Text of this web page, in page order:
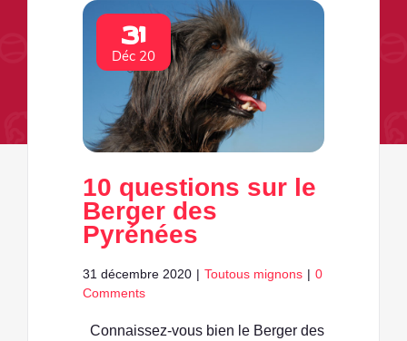
31
Déc 20
10 questions sur le
Berger des
Pyrénées
31 décembre 2020 | Toutous mignons | 0
Comments
Connaissez-vous bien le Berger des